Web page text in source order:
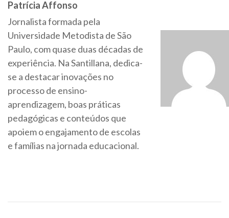
Patrícia Affonso
Jornalista formada pela
Universidade Metodista de São
Paulo, com quase duas décadas de
experiência. Na Santillana, dedica-
se a destacar inovações no
processo de ensino-
aprendizagem, boas práticas
pedagógicas e conteúdos que
apoiem o engajamento de escolas
e famílias na jornada educacional.